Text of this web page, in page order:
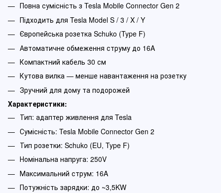
Повна сумісність з Tesla Mobile Connector Gen 2
Підходить для Tesla Model S / 3 / X / Y
Європейська розетка Schuko (Type F)
Автоматичне обмеження струму до 16A
Компактний кабель 30 см
Кутова вилка — менше навантаження на розетку
Зручний для дому та подорожей
Характеристики:
Тип: адаптер живлення для Tesla
Сумісність: Tesla Mobile Connector Gen 2
Тип розетки: Schuko (EU, Type F)
Номінальна напруга: 250V
Максимальний струм: 16A
Потужність зарядки: до ~3,5KW